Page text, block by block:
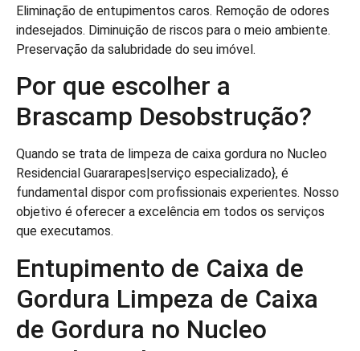
Eliminação de entupimentos caros. Remoção de odores
indesejados. Diminuição de riscos para o meio ambiente.
Preservação da salubridade do seu imóvel.
Por que escolher a
Brascamp Desobstrução?
Quando se trata de limpeza de caixa gordura no Nucleo
Residencial Guararapes|serviço especializado}, é
fundamental dispor com profissionais experientes. Nosso
objetivo é oferecer a excelência em todos os serviços
que executamos.
Entupimento de Caixa de
Gordura Limpeza de Caixa
de Gordura no Nucleo